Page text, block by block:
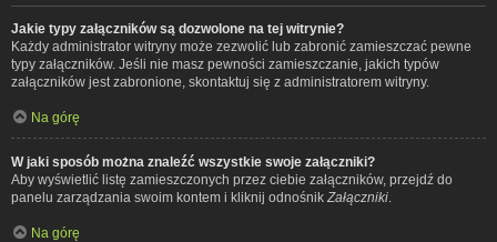
Jakie typy załączników są dozwolone na tej witrynie?
Każdy administrator witryny może zezwolić lub zabronić zamieszczać pewne
typy załączników. Jeśli nie masz pewności zamieszczanie, jakich typów
załączników jest zabronione, skontaktuj się z administratorem witryny.
Na górę
W jaki sposób można znaleźć wszystkie swoje załączniki?
Aby wyświetlić listę zamieszczonych przez ciebie załączników, przejdź do
panelu zarządzania swoim kontem i kliknij odnośnik Załączniki
Na górę